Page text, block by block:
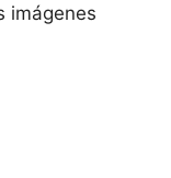
imágenes